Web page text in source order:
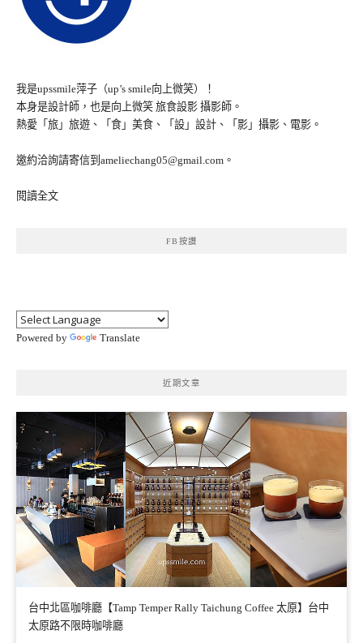
我是upssmile萍子（up’s smile向上微笑）！
本身是設計師，也是向上微笑 旅食設影 攝影師。
熱愛「旅」旅遊、「食」美食、「設」設計、「影」攝影、電影。
邀約洽詢請寄信到ameliechang05@gmail.com。
閱讀全文
FB按讚
Powered by Translate
近期文章
台中北區咖啡廳【Tamp Temper Rally Taichung Coffee 太原】台中
太原路不限時咖啡廳